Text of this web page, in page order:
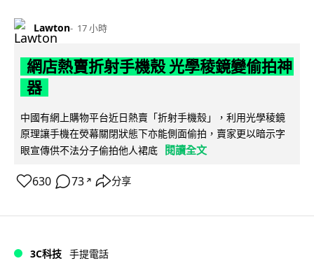
Lawton 17 小時
網店熱賣折射手機殼 光學稜鏡變偷拍神
器
中國有網上購物平台近日熱賣「折射手機殼」，利用光學稜鏡
原理讓手機在熒幕關閉狀態下亦能側面偷拍，賣家更以暗示字
眼宣傳供不法分子偷拍他人裙底 閱讀全文
630 73 ↗ 分享
3C科技 手提電話